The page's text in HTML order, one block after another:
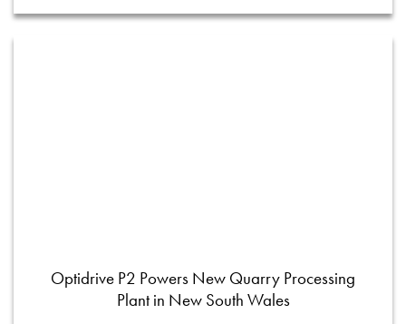
Optidrive P2 Powers New Quarry Processing
Plant in New South Wales